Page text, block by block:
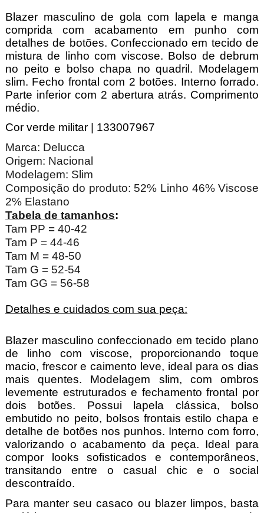
Blazer masculino de gola com lapela e manga
comprida com acabamento em punho com
detalhes de botões. Confeccionado em tecido de
mistura de linho com viscose. Bolso de debrum
no peito e bolso chapa no quadril. Modelagem
slim. Fecho frontal com 2 botões. Interno forrado.
Parte inferior com 2 abertura atrás. Comprimento
médio.
Cor verde militar | 133007967
Marca: Delucca
Origem: Nacional
Modelagem: Slim
Composição do produto: 52% Linho 46% Viscose
2% Elastano
Tabela de tamanhos:
Tam PP = 40-42
Tam P = 44-46
Tam M = 48-50
Tam G = 52-54
Tam GG = 56-58
Detalhes e cuidados com sua peça:
Blazer masculino confeccionado em tecido plano
de linho com viscose, proporcionando toque
macio, frescor e caimento leve, ideal para os dias
mais quentes. Modelagem slim, com ombros
levemente estruturados e fechamento frontal por
dois botões. Possui lapela clássica, bolso
embutido no peito, bolsos frontais estilo chapa e
detalhe de botões nos punhos. Interno com forro,
valorizando o acabamento da peça. Ideal para
compor looks sofisticados e contemporâneos,
transitando entre o casual chic e o social
descontraído.
Para manter seu casaco ou blazer limpos, basta